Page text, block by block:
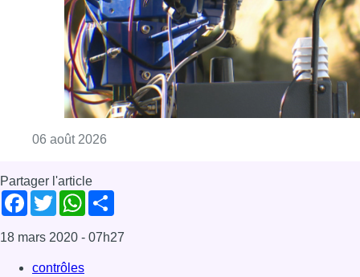
06 août 2026
Partager l'article
Facebook
TwitterWhatsApp
18 mars 2020 - 07h27
contrôles